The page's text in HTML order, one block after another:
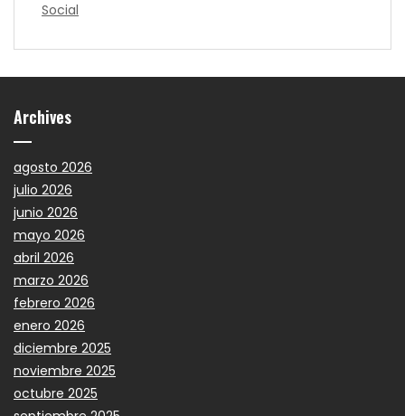
Social
Archives
agosto 2026
julio 2026
junio 2026
mayo 2026
abril 2026
marzo 2026
febrero 2026
enero 2026
diciembre 2025
noviembre 2025
octubre 2025